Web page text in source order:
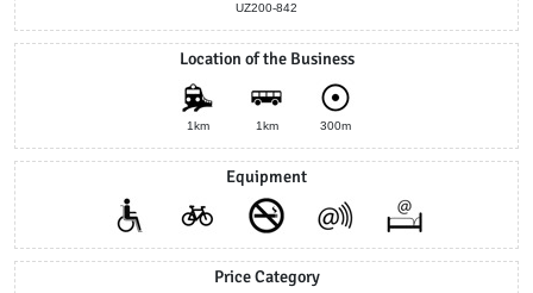
UZ200-842
Location of the Business
1km 1km 300m
Equipment
Price Category